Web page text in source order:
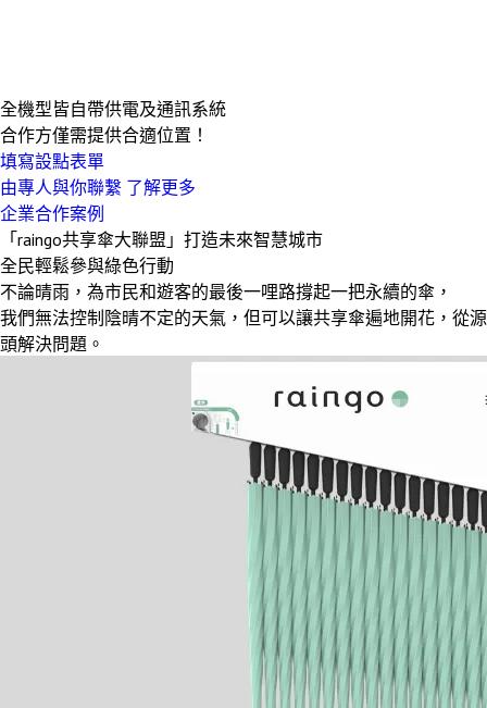
全機型皆自帶供電及通訊系統
合作方僅需提供合適位置！
填寫設點表單
由專人與你聯繫 了解更多
企業合作案例
「raingo共享傘大聯盟」打造未來智慧城市
全民輕鬆參與綠色行動
不論晴雨，為市民和遊客的最後一哩路撐起一把永續的傘，
我們無法控制陰晴不定的天氣，但可以讓共享傘遍地開花，從源
頭解決問題。